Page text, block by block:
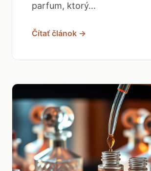
parfum, ktorý...
Čítať článok →